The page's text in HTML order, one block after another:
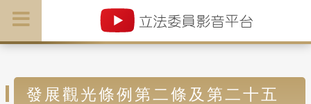
發展觀光條例第二條及第二十五